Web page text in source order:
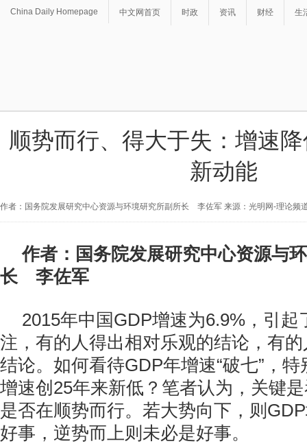
China Daily Homepage 中文网首页 时政 资讯 财经 生
顺势而行、得大于失：增速
新动能
作者：国务院发展研究中心资源与环境研究所副所长 李佐军 来源：光明网-理论频
作者：国务院发展研究中心资源与
长 李佐军
2015年中国GDP增速为6.9%，引起
注，有的人得出相对乐观的结论，有
结论。如何看待GDP年增速“破七”，
增速创25年来新低？笔者认为，关键
是否在顺势而行。若大势向下，则
好事，逆势而上则未必是好事。